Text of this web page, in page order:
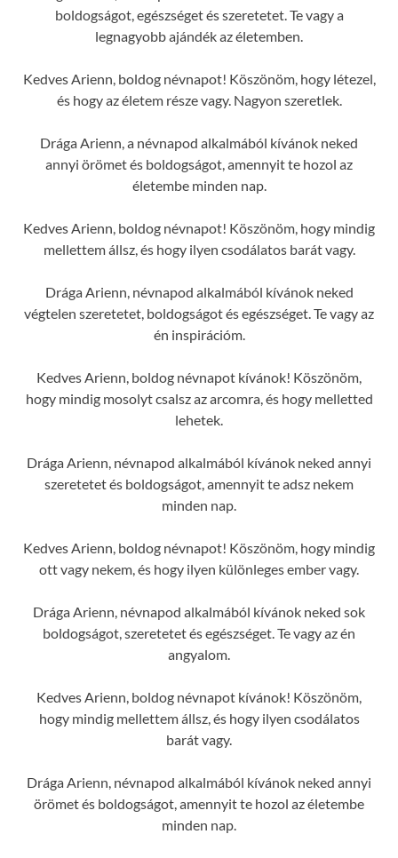
boldogságot, egészséget és szeretetet. Te vagy a
legnagyobb ajándék az életemben.
Kedves Arienn, boldog névnapot! Köszönöm, hogy létezel,
és hogy az életem része vagy. Nagyon szeretlek.
Drága Arienn, a névnapod alkalmából kívánok neked
annyi örömet és boldogságot, amennyit te hozol az
életembe minden nap.
Kedves Arienn, boldog névnapot! Köszönöm, hogy mindig
mellettem állsz, és hogy ilyen csodálatos barát vagy.
Drága Arienn, névnapod alkalmából kívánok neked
végtelen szeretetet, boldogságot és egészséget. Te vagy az
én inspirációm.
Kedves Arienn, boldog névnapot kívánok! Köszönöm,
hogy mindig mosolyt csalsz az arcomra, és hogy melletted
lehetek.
Drága Arienn, névnapod alkalmából kívánok neked annyi
szeretetet és boldogságot, amennyit te adsz nekem
minden nap.
Kedves Arienn, boldog névnapot! Köszönöm, hogy mindig
ott vagy nekem, és hogy ilyen különleges ember vagy.
Drága Arienn, névnapod alkalmából kívánok neked sok
boldogságot, szeretetet és egészséget. Te vagy az én
angyalom.
Kedves Arienn, boldog névnapot kívánok! Köszönöm,
hogy mindig mellettem állsz, és hogy ilyen csodálatos
barát vagy.
Drága Arienn, névnapod alkalmából kívánok neked annyi
örömet és boldogságot, amennyit te hozol az életembe
minden nap.